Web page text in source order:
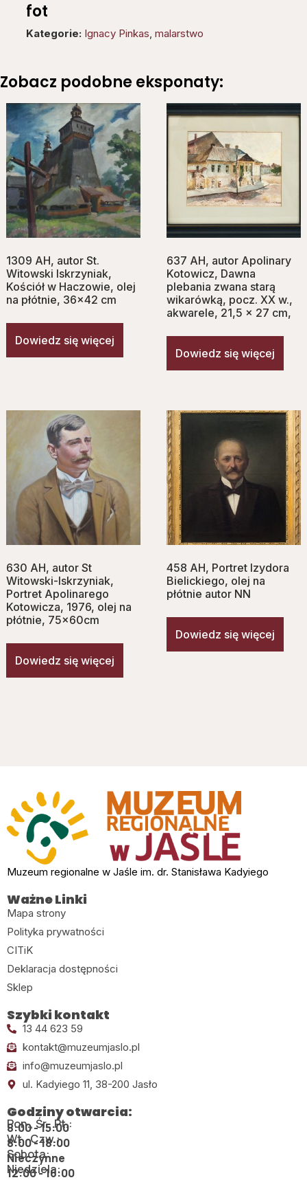
fot
Kategorie: Ignacy Pinkas malarstwo
Zobacz podobne eksponaty:
1309 AH, autor St.
Witowski Iskrzyniak,
Kościół w Haczowie, olej
na płótnie, 36×42 cm
Dowiedz się więcej
637 AH, autor Apolinary
Kotowicz, Dawna
plebania zwana starą
wikarówką, pocz. XX w.,
akwarele, 21,5 x 27 cm,
Dowiedz się więcej
630 AH, autor St
Witowski-Iskrzyniak,
Portret Apolinarego
Kotowicza, 1976, olej na
płótnie, 75x60cm
Dowiedz się więcej
458 AH, Portret Izydora
Bielickiego, olej na
płótnie autor NN
Dowiedz się więcej
Muzeum regionalne w Jaśle im. dr. Stanisława Kadyiego
Ważne Linki
Mapa strony
Polityka prywatności
CITiK
Deklaracja dostępności
Sklep
Szybki kontakt
13 44 623 59
kontakt@muzeumjaslo.pl
info@muzeumjaslo.pl
ul. Kadyiego 11, 38-200 Jasło
Godziny otwarcia:
Pon., Śr., Pt.:
8:00 - 15:00
Wt., Czw.:
8:00 - 18:00
Sobota:
Nieczynne
Niedziela:
12:00 - 16:00